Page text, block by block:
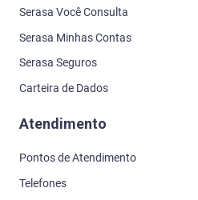
Serasa Você Consulta
Serasa Minhas Contas
Serasa Seguros
Carteira de Dados
Atendimento
Pontos de Atendimento
Telefones